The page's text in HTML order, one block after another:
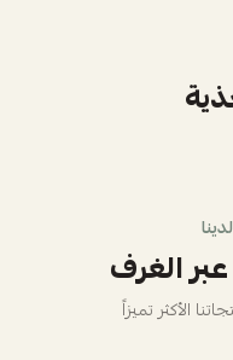
الغرف
الأكثر تميزاً